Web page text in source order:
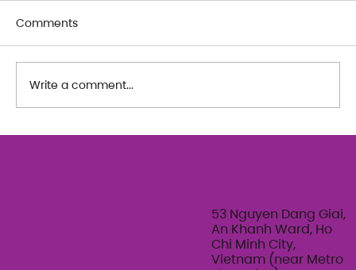
Comments
Write a comment...
53 Nguyen Dang Giai,
An Khanh Ward, Ho
Chi Minh City,
Vietnam (near Metro